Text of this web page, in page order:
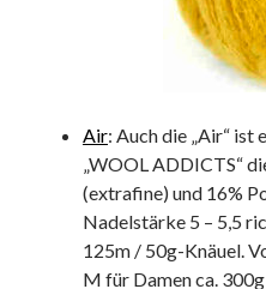
Air: Auch die „Air“ ist
„WOOL ADDICTS“
(extrafine) und 16%
Nadelstärke 5 – 5,5
125m / 50g-Knäuel.
M für Damen ca.